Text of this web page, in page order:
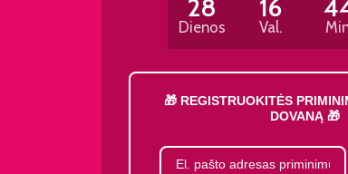
28
Dienos
16
Val.
🎁 REGISTRUOKITĖS
DOVANĄ 🎁